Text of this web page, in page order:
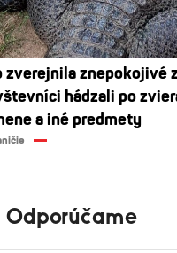
zverejnila znepokojivé
hádzali po
a iné predmety
Odporúčame